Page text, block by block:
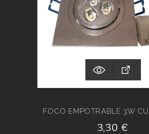
FOCO EMPOTRABLE 3W
3,30 €